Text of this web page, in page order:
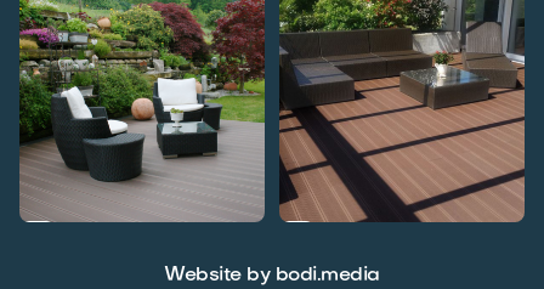
Website by bodi.media